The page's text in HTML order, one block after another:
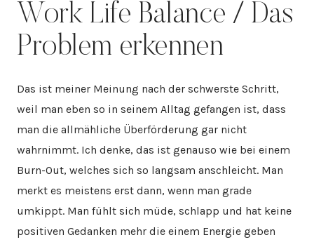
Work Life Balance / Das
Problem erkennen
Das ist meiner Meinung nach der schwerste Schritt,
weil man eben so in seinem Alltag gefangen ist, dass
man die allmähliche Überförderung gar nicht
wahrnimmt. Ich denke, das ist genauso wie bei einem
Burn-Out, welches sich so langsam anschleicht. Man
merkt es meistens erst dann, wenn man grade
umkippt. Man fühlt sich müde, schlapp und hat keine
positiven Gedanken mehr die einem Energie geben